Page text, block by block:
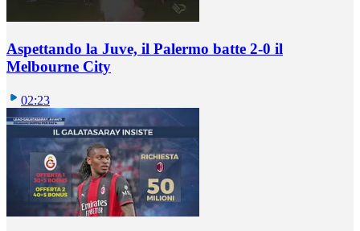
Aspettando la Juve, il Palermo batte 2-0 il
Melbourne City
02:23